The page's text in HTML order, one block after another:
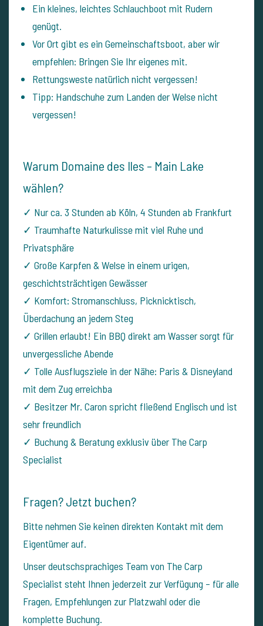
Ein kleines, leichtes Schlauchboot mit Rudern
genügt.
Vor Ort gibt es ein Gemeinschaftsboot, aber wir
empfehlen: Bringen Sie Ihr eigenes mit.
Rettungsweste natürlich nicht vergessen!
Tipp: Handschuhe zum Landen der Welse nicht
vergessen!
Warum Domaine des Iles – Main Lake
wählen?
✓ Nur ca. 3 Stunden ab Köln, 4 Stunden ab Frankfurt
✓ Traumhafte Naturkulisse mit viel Ruhe und
Privatsphäre
✓ Große Karpfen & Welse in einem urigen,
geschichtsträchtigen Gewässer
✓ Komfort: Stromanschluss, Picknicktisch,
Überdachung an jedem Steg
✓ Grillen erlaubt! Ein BBQ direkt am Wasser sorgt für
unvergessliche Abende
✓ Tolle Ausflugsziele in der Nähe: Paris & Disneyland
mit dem Zug erreichba
✓ Besitzer Mr. Caron spricht fließend Englisch und ist
sehr freundlich
✓ Buchung & Beratung exklusiv über The Carp
Specialist
Fragen? Jetzt buchen?
Bitte nehmen Sie keinen direkten Kontakt mit dem
Eigentümer auf.
Unser deutschsprachiges Team von The Carp
Specialist steht Ihnen jederzeit zur Verfügung – für alle
Fragen, Empfehlungen zur Platzwahl oder die
komplette Buchung.